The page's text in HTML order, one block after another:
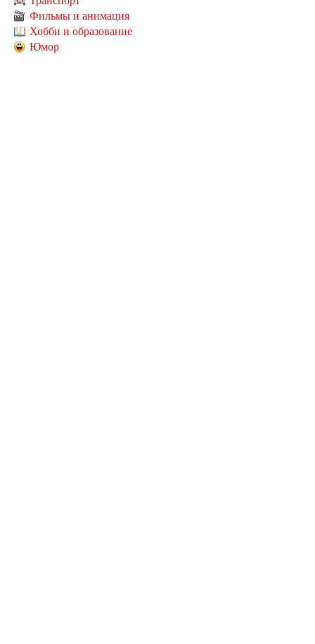
Фильмы и анимация
Хобби и образование
Юмор